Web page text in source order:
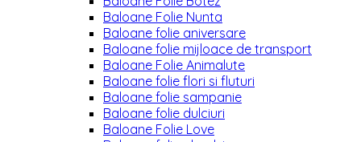
Baloane Folie Nunta
Baloane folie aniversare
Baloane folie mijloace de transport
Baloane Folie Animalute
Baloane folie flori si fluturi
Baloane folie sampanie
Baloane folie dulciuri
Baloane Folie Love